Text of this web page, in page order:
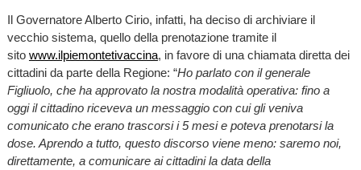
Il Governatore Alberto Cirio, infatti, ha deciso di archiviare il
vecchio sistema, quello della prenotazione tramite il
sito www.ilpiemontetivaccina, in favore di una chiamata diretta dei
cittadini da parte della Regione: “Ho parlato con il generale
Figliuolo, che ha approvato la nostra modalità operativa: fino a
oggi il cittadino riceveva un messaggio con cui gli veniva
comunicato che erano trascorsi i 5 mesi e poteva prenotarsi la
dose. Aprendo a tutto, questo discorso viene meno: saremo noi,
direttamente, a comunicare ai cittadini la data della